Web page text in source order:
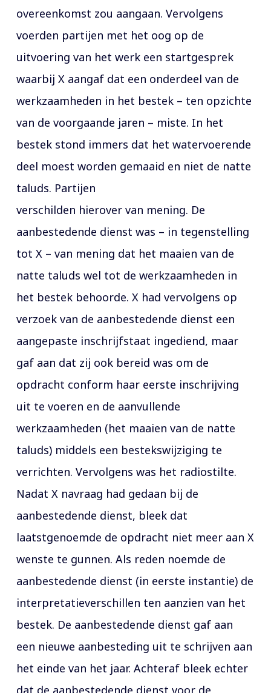
overeenkomst zou aangaan. Vervolgens
voerden partijen met het oog op de
uitvoering van het werk een startgesprek
waarbij X aangaf dat een onderdeel van de
werkzaamheden in het bestek – ten opzichte
van de voorgaande jaren – miste. In het
bestek stond immers dat het watervoerende
deel moest worden gemaaid en niet de natte
taluds. Partijen
verschilden hierover van mening. De
aanbestedende dienst was – in tegenstelling
tot X – van mening dat het maaien van de
natte taluds wel tot de werkzaamheden in
het bestek behoorde. X had vervolgens op
verzoek van de aanbestedende dienst een
aangepaste inschrijfstaat ingediend, maar
gaf aan dat zij ook bereid was om de
opdracht conform haar eerste inschrijving
uit te voeren en de aanvullende
werkzaamheden (het maaien van de natte
taluds) middels een bestekswijziging te
verrichten. Vervolgens was het radiostilte.
Nadat X navraag had gedaan bij de
aanbestedende dienst, bleek dat
laatstgenoemde de opdracht niet meer aan X
wenste te gunnen. Als reden noemde de
aanbestedende dienst (in eerste instantie) de
interpretatieverschillen ten aanzien van het
bestek. De aanbestedende dienst gaf aan
een nieuwe aanbesteding uit te schrijven aan
het einde van het jaar. Achteraf bleek echter